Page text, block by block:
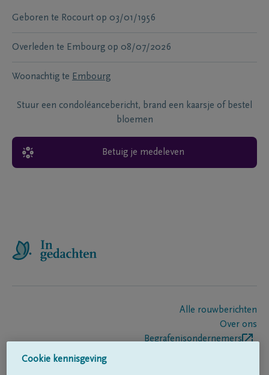
Geboren te Rocourt op 03/01/1956
Overleden te Embourg op 08/07/2026
Woonachtig te Embourg
Stuur een condoléancebericht, brand een kaarsje of bestel
bloemen
Betuig je medeleven
Alle rouwberichten
Over ons
Begrafenisondernemers
Cookie kennisgeving